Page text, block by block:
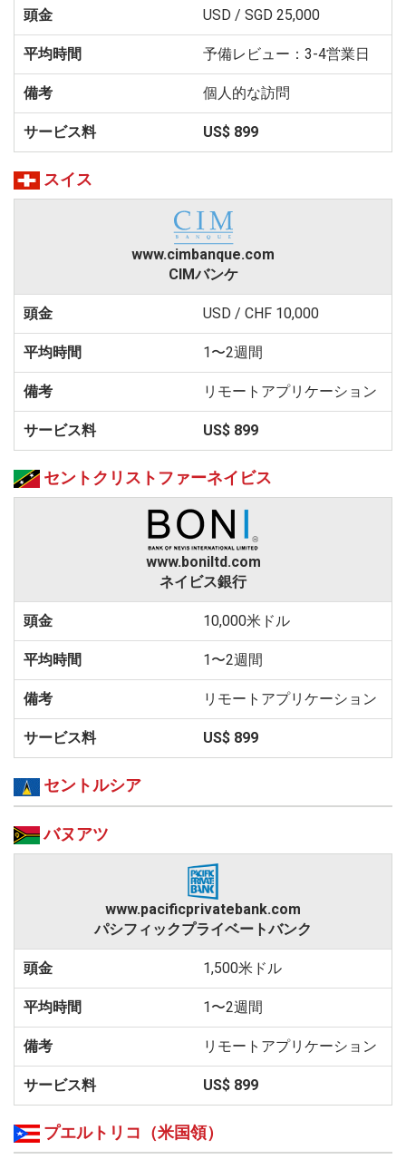
USD / SGD 25,000
予備レビュー：3-4営業日
個人的な訪問
US$ 899
スイス
www.cimbanque.com
CIMバンケ
USD / CHF 10,000
1〜2週間
リモートアプリケーション
US$ 899
セントクリストファーネイビス
www.boniltd.com
ネイビス銀行
10,000米ドル
1〜2週間
リモートアプリケーション
US$ 899
セントルシア
バヌアツ
www.pacificprivatebank.com
パシフィックプライベートバンク
1,500米ドル
1〜2週間
リモートアプリケーション
US$ 899
プエルトリコ（米国領）